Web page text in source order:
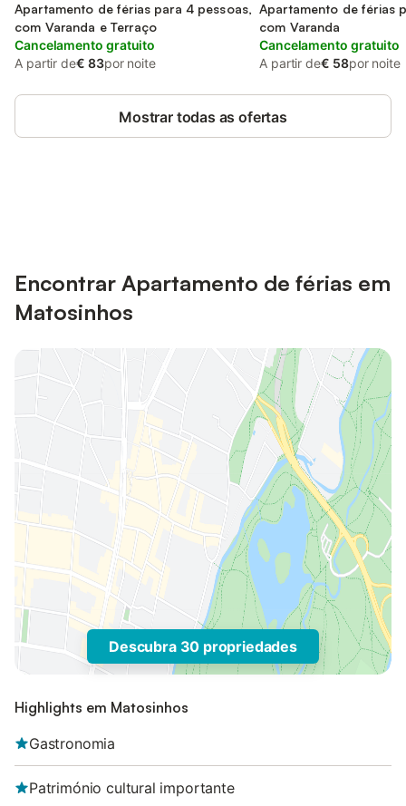
Palmeira
Apartamento de férias para 4 pessoas,
com Varanda e Terraço
Cancelamento gratuito
A partir de€ 83por noite
Palmeira
Apartamento de férias
com Varanda
Cancelamento gratuito
A partir de€ 58por noite
Mostrar todas as ofertas
Encontrar Apartamento de férias em
Matosinhos
Descubra 30 propriedades
Highlights em Matosinhos
Gastronomia
Património cultural importante